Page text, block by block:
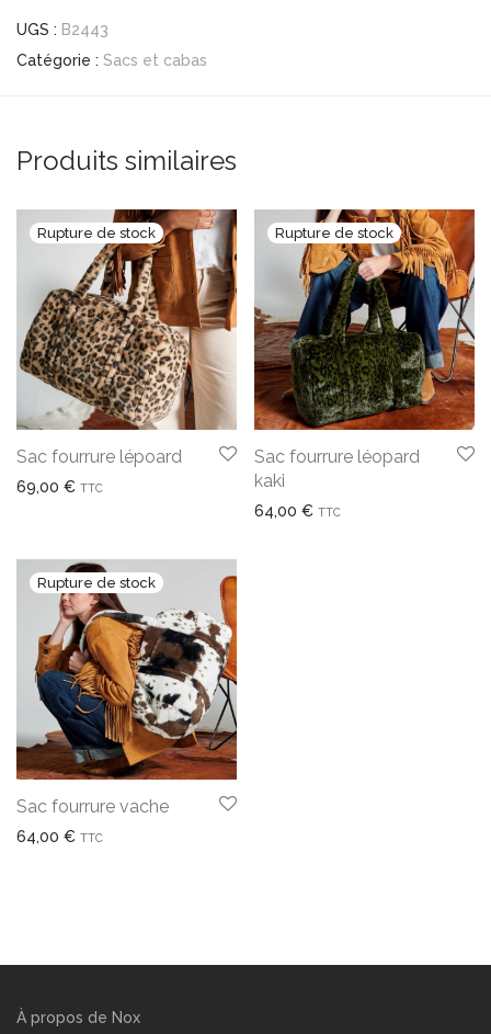
UGS : B2443
Catégorie : Sacs et cabas
Produits similaires
Sac fourrure lépoard
69,00 € TTC
Sac fourrure léopard
kaki
64,00 € TTC
Sac fourrure vache
64,00 € TTC
À propos de Nox